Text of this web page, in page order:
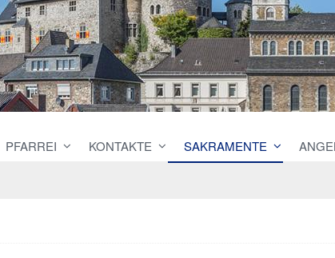
PFARREI KONTAKTE SAKRAMENTE